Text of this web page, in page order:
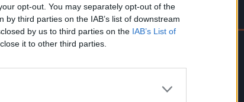
opt-out. You may separately opt-out of the
third parties on the IAB’s list of downstream
by us to third parties on the IAB’s List of
it to other third parties.
//Médiatér